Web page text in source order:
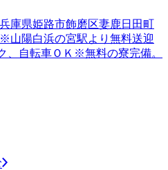
庫県姫路市飾磨区妻鹿日田町
山陽白浜の宮駅より無料送迎
自転車ＯＫ※無料の寮完備。